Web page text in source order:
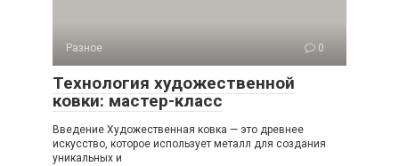
Разное 0
Технология художественной
ковки: мастер-класс
Введение Художественная ковка — это древнее
искусство, которое использует металл для создания
уникальных и